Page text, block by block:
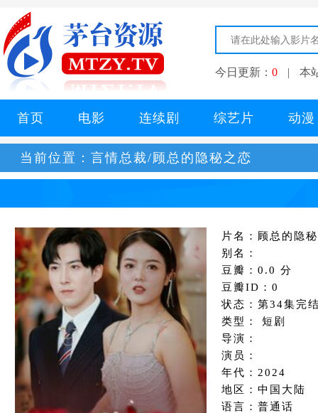
今日更新： 0 | 本
首页 电影 连续剧 综艺片 动漫
当前位置： 言情总裁/顾总的隐秘之恋
片名：顾总的隐
别名：
豆瓣：0.0 分
豆瓣ID：0
状态：第34集完
类型： 短剧
导演：
演员：
年代：2024
地区：中国大陆
语言：普通话